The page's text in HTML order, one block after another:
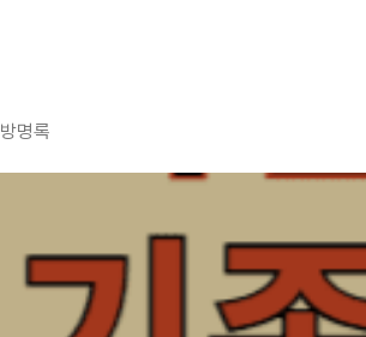
방명록